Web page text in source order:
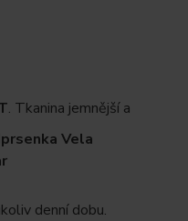
. Tkanina jemnější a
denní dobu.